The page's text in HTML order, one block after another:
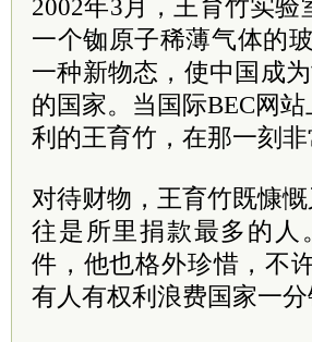
2002年3月，王育竹实
一个铷原子稀薄气体的
一种新物态，使中国成
的国家。当国际BEC网
利的王育竹，在那一刻非
对待财物，王育竹既慷
往是所里捐款最多的
件，他也格外珍惜，不
有人有权利浪费国家一分